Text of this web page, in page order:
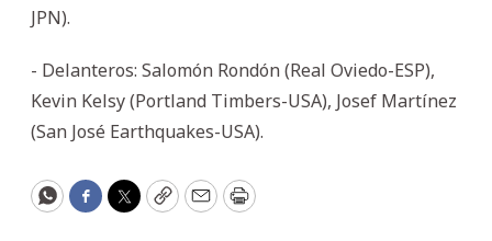
JPN).
- Delanteros: Salomón Rondón (Real Oviedo-ESP),
Kevin Kelsy (Portland Timbers-USA), Josef Martínez
(San José Earthquakes-USA).
WhatsApp
Facebook
Twitter
CopyEmailPrint